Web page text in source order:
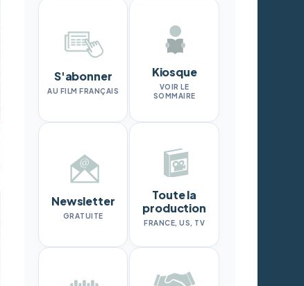
S'abonner
AU FILM FRANÇAIS
Kiosque
VOIR LE
SOMMAIRE
Newsletter
GRATUITE
Toute la
production
FRANCE, US, TV